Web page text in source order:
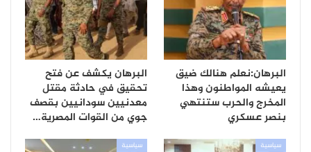
البرهان:نعلم هنالك ضيق
يعيشه المواطنون وهذا
المخرج والحرب ستنتهي
بنصر عسكري
البرهان يكشف عن فتح
تحقيق في حادثة مقتل
معدنيين سودانيين بقصف
جوي من القوات المصرية…
سياسية سياسية